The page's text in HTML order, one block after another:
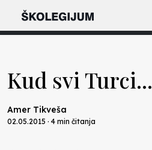
Kud svi Turci...
Amer Tikveša
02.05.2015 · 4 min čitanja